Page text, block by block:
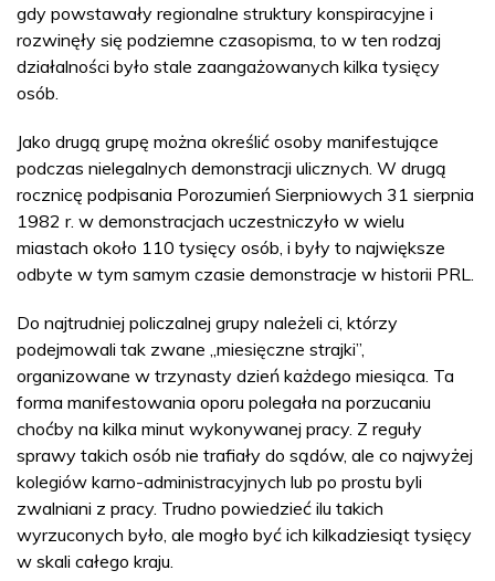
gdy powstawały regionalne struktury konspiracyjne i
rozwinęły się podziemne czasopisma, to w ten rodzaj
działalności było stale zaangażowanych kilka tysięcy
osób.
Jako drugą grupę można określić osoby manifestujące
podczas nielegalnych demonstracji ulicznych. W drugą
rocznicę podpisania Porozumień Sierpniowych 31 sierpnia
1982 r. w demonstracjach uczestniczyło w wielu
miastach około 110 tysięcy osób, i były to największe
odbyte w tym samym czasie demonstracje w historii PRL.
Do najtrudniej policzalnej grupy należeli ci, którzy
podejmowali tak zwane „miesięczne strajki”,
organizowane w trzynasty dzień każdego miesiąca. Ta
forma manifestowania oporu polegała na porzucaniu
choćby na kilka minut wykonywanej pracy. Z reguły
sprawy takich osób nie trafiały do sądów, ale co najwyżej
kolegiów karno-administracyjnych lub po prostu byli
zwalniani z pracy. Trudno powiedzieć ilu takich
wyrzuconych było, ale mogło być ich kilkadziesiąt tysięcy
w skali całego kraju.